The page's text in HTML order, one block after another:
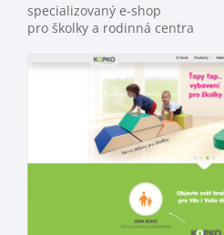
specializovaný e-shop
pro školky a rodinná centra